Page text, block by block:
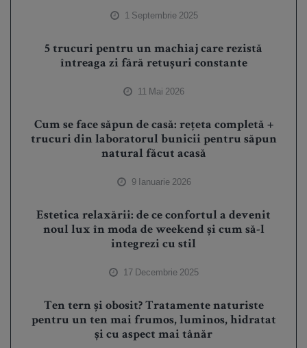
1 Septembrie 2025
5 trucuri pentru un machiaj care rezistă
întreaga zi fără retușuri constante
11 Mai 2026
Cum se face săpun de casă: rețeta completă +
trucuri din laboratorul bunicii pentru săpun
natural făcut acasă
9 Ianuarie 2026
Estetica relaxării: de ce confortul a devenit
noul lux în moda de weekend și cum să-l
integrezi cu stil
17 Decembrie 2025
Ten tern și obosit? Tratamente naturiste
pentru un ten mai frumos, luminos, hidratat
și cu aspect mai tânăr